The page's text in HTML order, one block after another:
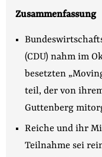
Presse
Kontakt
Impressum
Suche
Zusammenfassung
(CDU) nahm im
besetzten
teil, der von
Guttenberg
Reiche und ihr
Teilnahme sei